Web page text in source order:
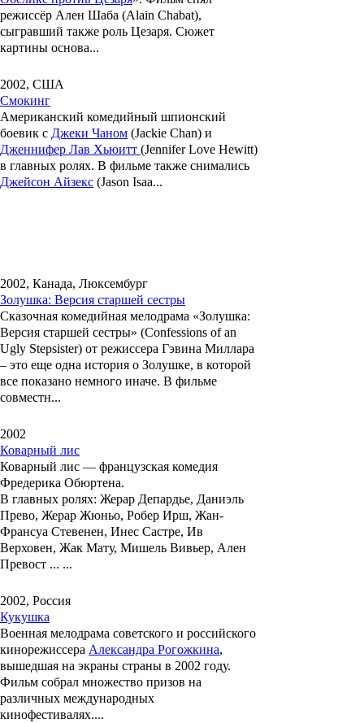
режиссёр Ален Шаба (Alain Chabat),
сыгравший также роль Цезаря. Сюжет
картины основа...
2002, США
Смокинг
Американский комедийный шпионский
боевик с Джеки Чаном (Jackie Chan) и
Дженнифер Лав Хьюитт (Jennifer Love Hewitt)
в главных ролях. В фильме также снимались
Джейсон Айзекс (Jason Isaa...
2002, Канада, Люксембург
Золушка: Версия старшей сестры
Сказочная комедийная мелодрама «Золушка:
Версия старшей сестры» (Confessions of an
Ugly Stepsister) от режиссера Гэвина Миллара
– это еще одна история о Золушке, в которой
все показано немного иначе. В фильме
совместн...
2002
Коварный лис
Коварный лис — французская комедия
Фредерика Обюртена.
В главных ролях: Жерар Депардье, Даниэль
Прево, Жерар Жюньо, Робер Ирш, Жан-
Франсуа Стевенен, Инес Састре, Ив
Верховен, Жак Мату, Мишель Вивьер, Ален
Превост ... ...
2002, Россия
Кукушка
Военная мелодрама советского и российского
кинорежиссера Александра Рогожкина,
вышедшая на экраны страны в 2002 году.
Фильм собрал множество призов на
различных международных
кинофестивалях....